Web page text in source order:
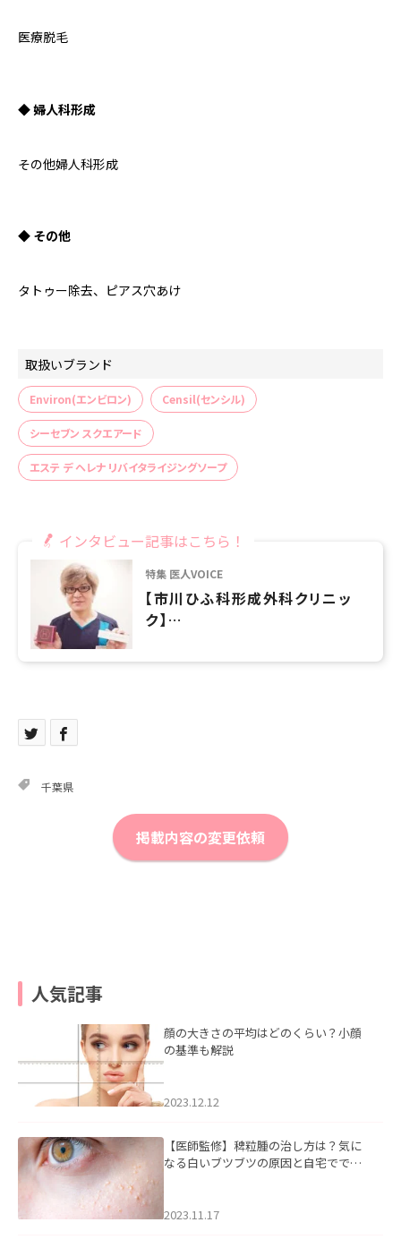
医療脱毛
◆ 婦人科形成
その他婦人科形成
◆ その他
タトゥー除去、ピアス穴あけ
取扱いブランド
Environ(エンビロン) Censil(センシル)
シーセブン スクエアード
エステ デ ヘレナ リバイタライジングソープ
インタビュー記事はこちら！
特集 医人VOICE
【市川ひふ科形成外科クリニッ
ク】
肌悩みにアプローチする高濃度
千葉県
掲載内容の変更依頼
人気記事
顔の大きさの平均はどのくらい？小顔
の基準も解説
2023.12.12
【医師監修】稗粒腫の治し方は？気に
なる白いブツブツの原因と自宅ででき
2023.11.17